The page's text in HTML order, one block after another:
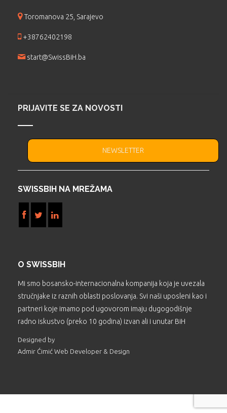
Toromanova 25, Sarajevo
+38762402198
start@SwissBiH.ba
PRIJAVITE SE ZA NOVOSTI
NEWSLETTER
SWISSBIH NA MREŽAMA
O SWISSBIH
Mi smo bosansko-internacionalna kompanija koja je uvezala
stručnjake iz raznih oblasti poslovanja. Svi naši uposleni kao i
partneri koje imamo pod ugovorom imaju dugogodišnje
radno iskustvo (preko 10 godina) izvan ali i unutar BiH
Designed by
Admir Ćimić Web Developer & Design